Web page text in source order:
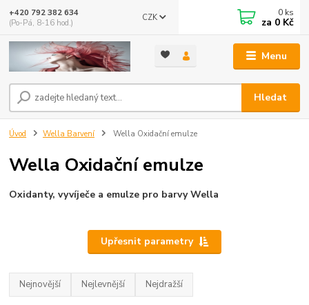
Menu
CZK
Hledat
+420 792 382 634
(Po-Pá, 8-16 hod.)
0 ks
za 0 Kč
Úvod Wella Barvení Wella Oxidační emulze
Wella Oxidační emulze
Oxidanty, vyvíječe a emulze pro barvy Wella
Upřesnit parametry
Nejnovější Nejlevnější Nejdražší